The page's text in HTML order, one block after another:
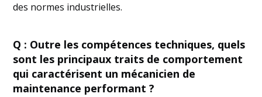
des normes industrielles.
Q : Outre les compétences techniques, quels
sont les principaux traits de comportement
qui caractérisent un mécanicien de
maintenance performant ?